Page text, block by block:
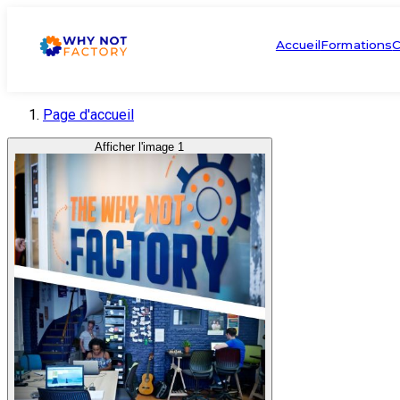
AccueilFormations
Page d'accueil
Afficher l'image 1